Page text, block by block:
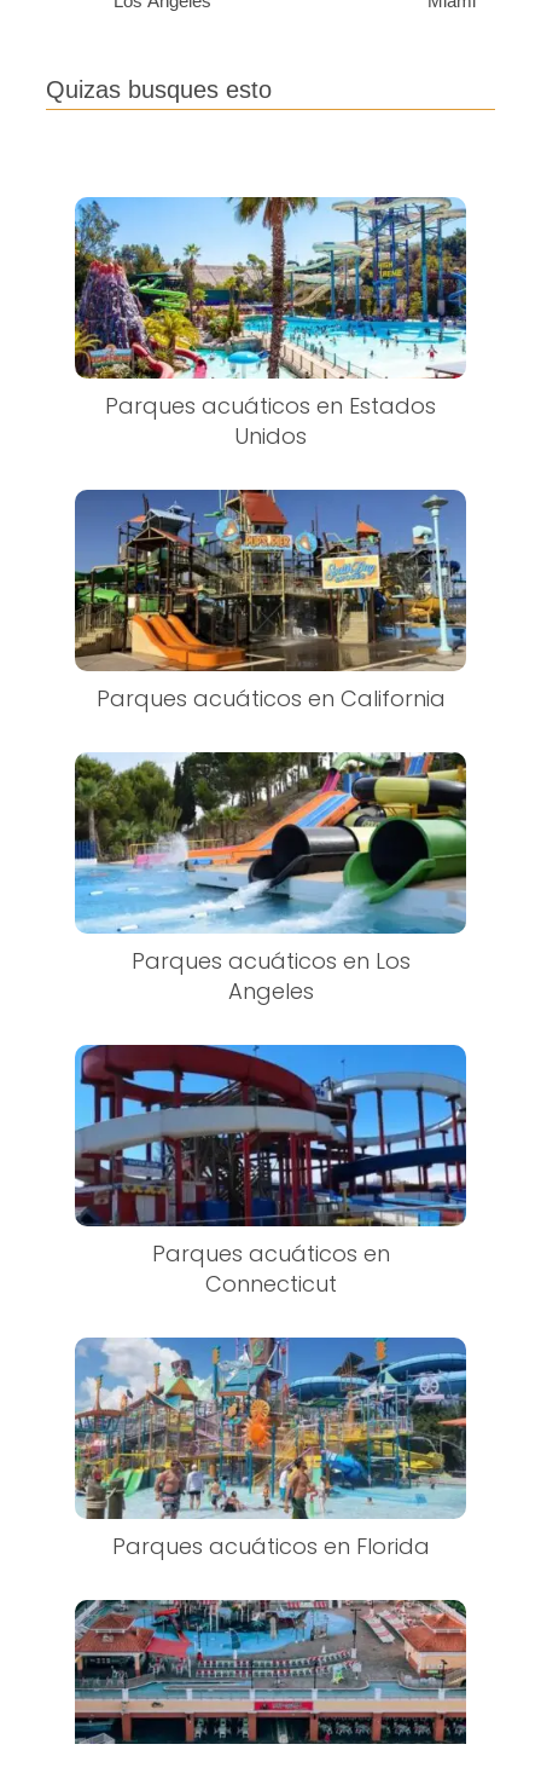
Quizas busques esto
Parques acuáticos en Estados
Unidos
Parques acuáticos en California
Parques acuáticos en Los
Angeles
Parques acuáticos en
Connecticut
Parques acuáticos en Florida